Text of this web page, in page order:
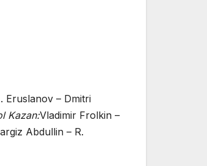
Eruslanov – Dmitri
Kazan:Vladimir Frolkin –
Abdullin – R.